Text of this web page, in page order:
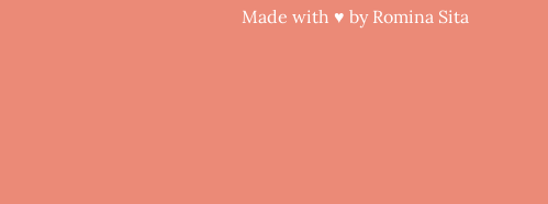
Made with ♥ by Romina Sita